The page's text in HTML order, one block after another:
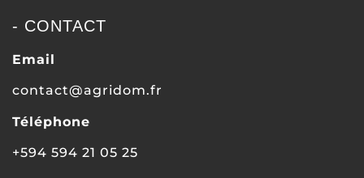
- CONTACT
Email
contact@agridom.fr
Téléphone
+594 594 21 05 25